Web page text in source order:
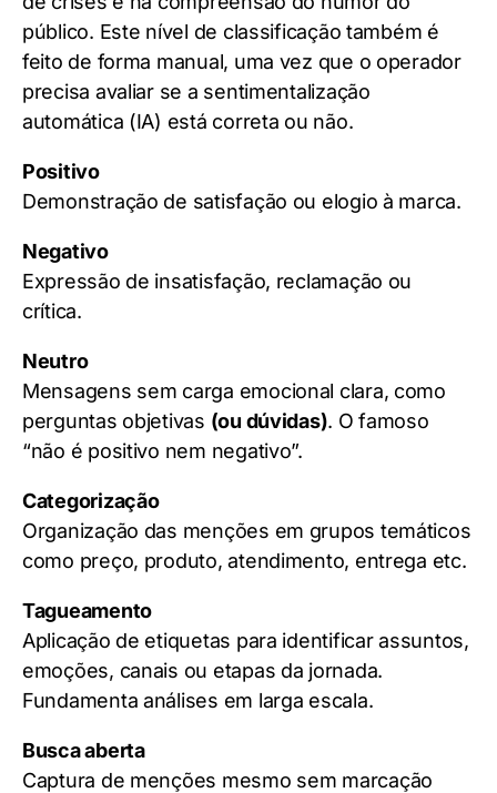
público. Este nível de classificação também é
feito de forma manual, uma vez que o operador
precisa avaliar se a sentimentalização
automática (IA) está correta ou não.
Positivo
Demonstração de satisfação ou elogio à marca.
Negativo
Expressão de insatisfação, reclamação ou
crítica.
Neutro
Mensagens sem carga emocional clara, como
perguntas objetivas (ou dúvidas). O famoso
“não é positivo nem negativo”.
Categorização
Organização das menções em grupos temáticos
como preço, produto, atendimento, entrega etc.
Tagueamento
Aplicação de etiquetas para identificar assuntos,
emoções, canais ou etapas da jornada.
Fundamenta análises em larga escala.
Busca aberta
Captura de menções mesmo sem marcação